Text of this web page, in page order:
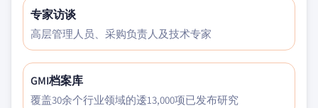
专家访谈
高层管理人员、采购负责人及技术专家
GMI档案库
覆盖30余个行业领域的逶13,000项已发布研究